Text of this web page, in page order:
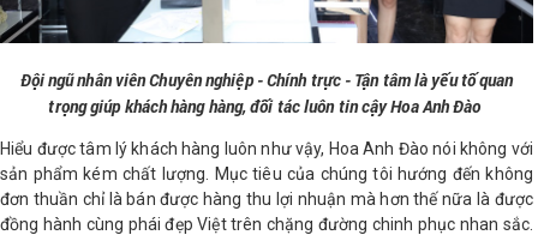
Đội ngũ nhân viên Chuyên nghiệp - Chính trực - Tận tâm là yếu tố quan
trọng giúp khách hàng hàng, đối tác luôn tin cậy Hoa Anh Đào
Hiểu được tâm lý khách hàng luôn như vậy, Hoa Anh Đào nói không với
sản phẩm kém chất lượng. Mục tiêu của chúng tôi hướng đến không
đơn thuần chỉ là bán được hàng thu lợi nhuận mà hơn thế nữa là được
đồng hành cùng phái đẹp Việt trên chặng đường chinh phục nhan sắc.